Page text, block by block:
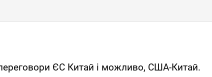
ЄС Китай і можливо, США-Китай.